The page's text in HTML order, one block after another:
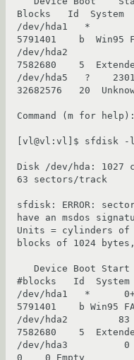
Blocks   Id  System
/dev/hda1   *
5791401    b  Win95
/dev/hda2
7582680    5
/dev/hda5   ?
32682576   20
Command (m for help):
[vl@vl:vl]$ sfdisk -l
Disk /dev/hda: 1027
63 sectors/track
sfdisk: ERROR:
have an msdos
Units = cylinders of
blocks of 1024
#blocks   Id  System
/dev/hda1   *
5791401    b Win95
/dev/hda2         83
7582680    5
/dev/hda3
0    0 Empty